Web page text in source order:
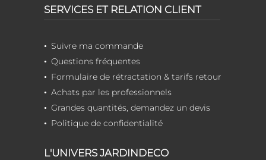
SERVICES ET RELATION CLIENT
Suivre ma commande
Questions fréquentes
Formulaire de rétractation & tarifs retour
Achats par les professionnels
Grandes quantités, demandez un devis
Politique de confidentialité
L'UNIVERS JARDINDECO